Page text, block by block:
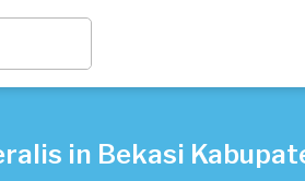
in Bekasi